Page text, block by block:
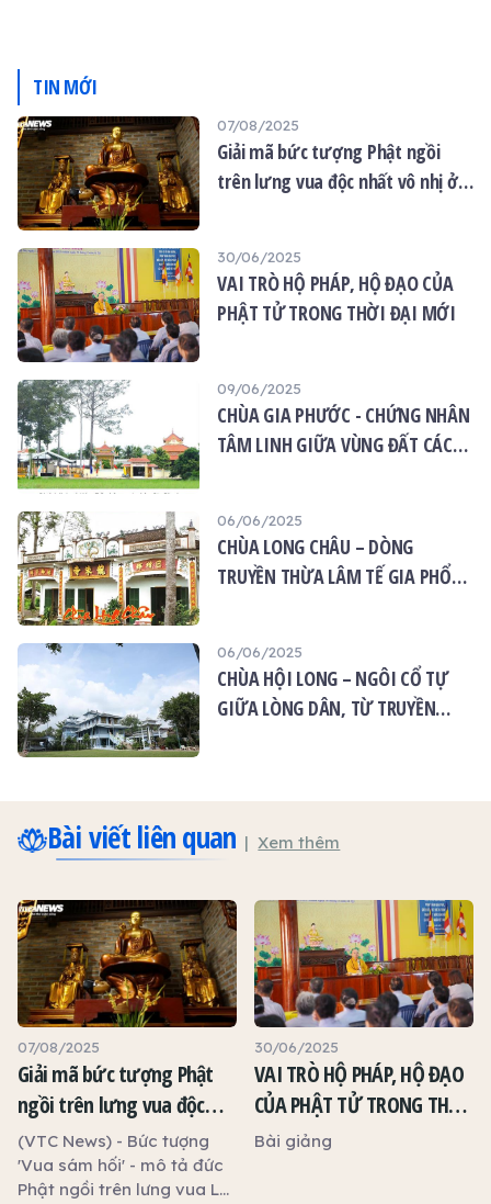
TIN MỚI
07/08/2025
Giải mã bức tượng Phật ngồi
trên lưng vua độc nhất vô nhị ở
30/06/2025
VAI TRÒ HỘ PHÁP, HỘ ĐẠO CỦA
PHẬT TỬ TRONG THỜI ĐẠI MỚI
09/06/2025
CHÙA GIA PHƯỚC - CHỨNG NHÂN
TÂM LINH GIỮA VÙNG ĐẤT CÁCH
06/06/2025
CHÙA LONG CHÂU – DÒNG
TRUYỀN THỪA LÂM TẾ GIA PHỔ
06/06/2025
CHÙA HỘI LONG – NGÔI CỔ TỰ
GIỮA LÒNG DÂN, TỪ TRUYỀN
Bài viết liên quan Xem thêm
07/08/2025
Giải mã bức tượng Phật
ngồi trên lưng vua độc
nhất vô nhị ở Hà Nội
(VTC News) - Bức tượng
'Vua sám hối' - mô tả đức
Phật ngồi trên lưng vua Lê
30/06/2025
VAI TRÒ HỘ PHÁP, HỘ ĐẠO
CỦA PHẬT TỬ TRONG THỜI
ĐẠI MỚI
Bài giảng